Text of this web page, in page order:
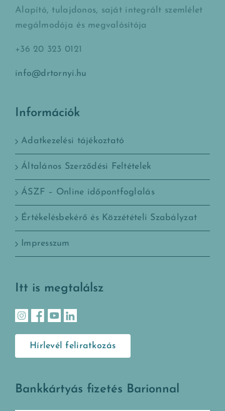
Alapító, tulajdonos, saját integrált szemlélet
megálmodója és megvalósítója
+36 20 323 0121
info@drtornyi.hu
Információk
Adatkezelési tájékoztató
Általános Szerződési Feltételek
ÁSZF – Online időpontfoglalás
Értékelésbekérő és Közzétételi Szabályzat
Impresszum
Itt is megtalálsz
Hírlevél feliratkozás
Bankkártyás fizetés Barionnal